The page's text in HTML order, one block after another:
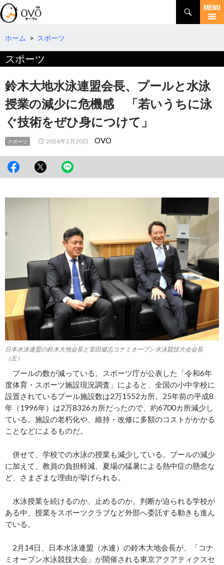
検
索
コ
テ
へ
動
ホーム > スポーツ
スポーツ
鈴木大地水泳連盟会長、プールと水泳
授業の減少に危機感 「若いうちに泳
ぐ技術をぜひ身につけて」
スポーツ 2026年2月20日 OVO
日本水泳連盟の鈴木大地会長と室田健志コナミオープン水泳競技大会会長
（左）
プールの数が減っている。スポーツ庁が公表した「令和6年
度体育・スポーツ施設現況調査」によると、全国の小中学校に
設置されているプール施設数は2万1552カ所。25年前の平成8
年（1996年）は2万8326カ所だったので、約6700カ所減少し
ている。施設の老朽化や、維持・改修に多額のコストがかかる
ことなどによるものだ。
併せて、学校での水泳の授業も減少している。プールの減少
に加えて、教員の負担軽減、夏場の猛暑による熱中症の懸念な
ど、さまざまな理由が挙げられる。
水泳授業を続けるのか、止めるのか。判断が迫られる学校が
ある中、授業をスポーツクラブなど外部へ委託する動きも進ん
でいる。
2月14日、日本水泳連盟（水連）の鈴木大地会長が、「コナ
ミオープン水泳競技大会」が開催される東京アクアティクスセ